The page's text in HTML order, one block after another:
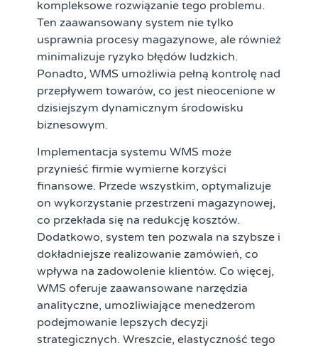
kompleksowe rozwiązanie tego problemu.
Ten zaawansowany system nie tylko
usprawnia procesy magazynowe, ale również
minimalizuje ryzyko błędów ludzkich.
Ponadto, WMS umożliwia pełną kontrolę nad
przepływem towarów, co jest nieocenione w
dzisiejszym dynamicznym środowisku
biznesowym.
Implementacja systemu WMS może
przynieść firmie wymierne korzyści
finansowe. Przede wszystkim, optymalizuje
on wykorzystanie przestrzeni magazynowej,
co przekłada się na redukcję kosztów.
Dodatkowo, system ten pozwala na szybsze i
dokładniejsze realizowanie zamówień, co
wpływa na zadowolenie klientów. Co więcej,
WMS oferuje zaawansowane narzędzia
analityczne, umożliwiające menedżerom
podejmowanie lepszych decyzji
strategicznych. Wreszcie, elastyczność tego